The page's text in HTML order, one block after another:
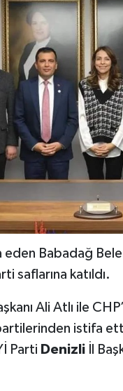
Babadağ
saflarına katıldı.
Ali Atlı ile
istifa
Parti Denizliİl